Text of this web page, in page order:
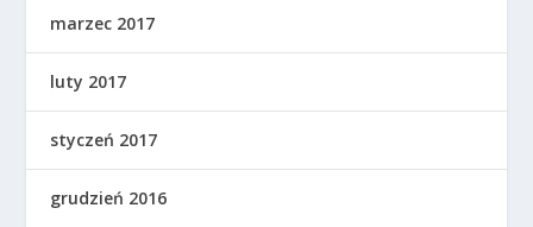
marzec 2017
luty 2017
styczeń 2017
grudzień 2016